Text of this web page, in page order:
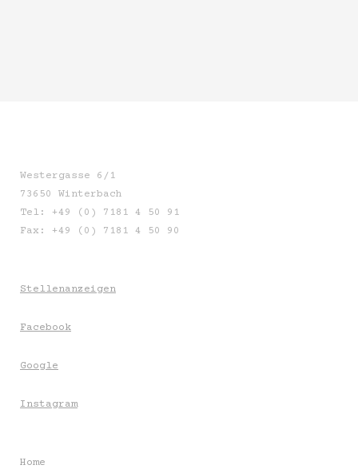
Westergasse 6/1
73650 Winterbach
Tel: +49 (0) 7181 4 50 91
Fax: +49 (0) 7181 4 50 90
Stellenanzeigen
Facebook
Google
Instagram
Home